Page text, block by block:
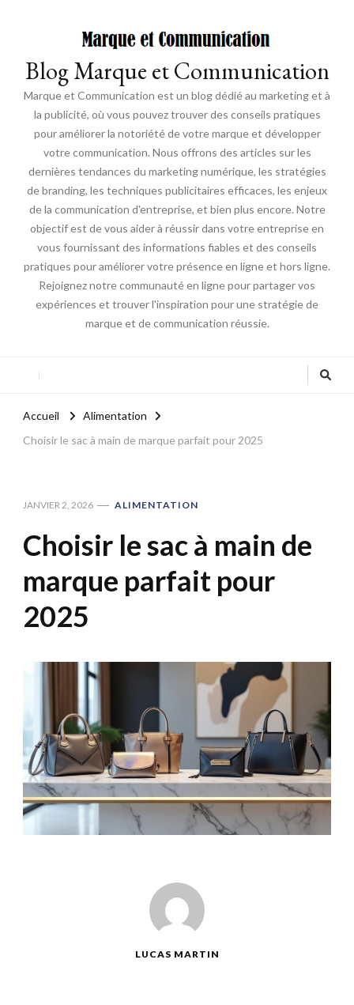
Blog Marque et Communication
Marque et Communication est un blog dédié au marketing et à
la publicité, où vous pouvez trouver des conseils pratiques
pour améliorer la notoriété de votre marque et développer
votre communication. Nous offrons des articles sur les
dernières tendances du marketing numérique, les stratégies
de branding, les techniques publicitaires efficaces, les enjeux
de la communication d'entreprise, et bien plus encore. Notre
objectif est de vous aider à réussir dans votre entreprise en
vous fournissant des informations fiables et des conseils
pratiques pour améliorer votre présence en ligne et hors ligne.
Rejoignez notre communauté en ligne pour partager vos
expériences et trouver l'inspiration pour une stratégie de
marque et de communication réussie.
Accueil
Alimentation
Choisir le sac à main de marque parfait pour 2025
JANVIER 2, 2026 ALIMENTATION
Choisir le sac à main de
marque parfait pour
2025
LUCAS MARTIN